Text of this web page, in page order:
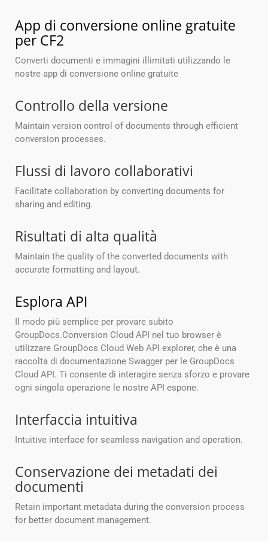
App di conversione online gratuite
per CF2
Converti documenti e immagini illimitati utilizzando le
nostre app di conversione online gratuite
Controllo della versione
Maintain version control of documents through efficient
conversion processes.
Flussi di lavoro collaborativi
Facilitate collaboration by converting documents for
sharing and editing.
Risultati di alta qualità
Maintain the quality of the converted documents with
accurate formatting and layout.
Esplora API
Il modo più semplice per provare subito
GroupDocs.Conversion Cloud API nel tuo browser è
utilizzare GroupDocs Cloud Web API explorer, che è una
raccolta di documentazione Swagger per le GroupDocs
Cloud API. Ti consente di interagire senza sforzo e provare
ogni singola operazione le nostre API espone.
Interfaccia intuitiva
Intuitive interface for seamless navigation and operation.
Conservazione dei metadati dei
documenti
Retain important metadata during the conversion process
for better document management.